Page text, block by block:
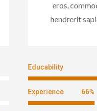
eros,
hendrerit
Educability
Experience 66%